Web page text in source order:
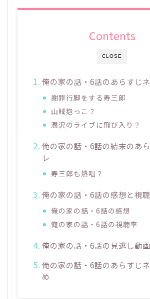
CLOSE
Contents
俺の家の話・6話のあらすじ
謝罪行脚をする寿三郎
山賊抱っこ？
潤沢のライブに飛び入り？
俺の家の話・6話の結末のあ
レ
寿三郎も熱唱？
俺の家の話・6話の感想と視
俺の家の話・6話の感想
俺の家の話・6話の視聴率
俺の家の話・6話の見逃し動
俺の家の話・6話のあらすじ
め